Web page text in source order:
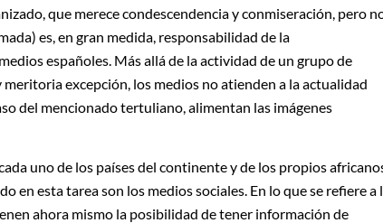
que merece condescendencia y conmiseración, pero
es, en gran medida, responsabilidad de la
españoles. Más allá de la actividad de un grupo de
excepción, los medios no atienden a la actualidad
del mencionado tertuliano, alimentan las imágenes
uno de los países del continente y de los propios
en esta tarea son los medios sociales. En lo que se refiere a
ahora mismo la posibilidad de tener información de